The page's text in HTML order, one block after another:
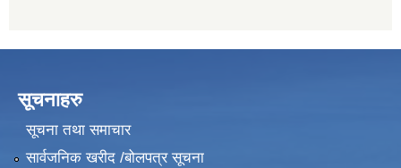
सूचनाहरु
सूचना तथा समाचार
सार्वजनिक खरीद /बोलपत्र सूचना